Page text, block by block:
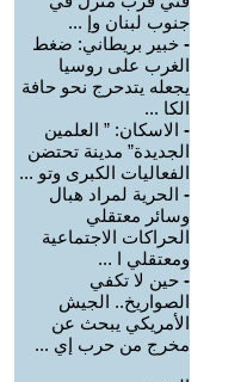
جنوب لبنان وإ ...
- خبير بريطاني: ضغط
الغرب على روسيا
يجعله يتدحرج نحو حافة
الكا ...
- الاسكان: ” العلمين
الجديدة” مدينة تحتضن
الفعاليات الكبرى وتو ...
- الحرية لمراد هبال
وسائر معتقلي
الحراكات الاجتماعية
ومعتقلي ا ...
- حين لا تكفي
الصواريخ.. الجيش
الأمريكي يبحث عن
مخرج من حرب إي ...